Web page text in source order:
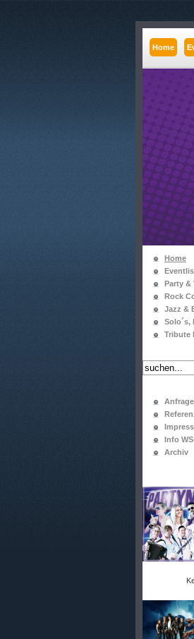
Home
Home
Party &
Rock
Jazz &
Solo´s,
Tribute
Info
Archiv